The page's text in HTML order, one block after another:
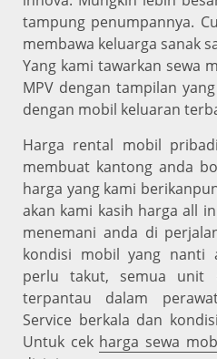
tampung penumpannya.
membawa keluarga sanak
Yang kami tawarkan sewa
MPV dengan tampilan
dengan mobil keluaran
Harga rental mobil
membuat kantong anda
harga yang kami
akan kami kasih harga all
menemani anda di
kondisi mobil yang nanti
perlu takut, semua unit
terpantau dalam
Service berkala dan
Untuk cek harga sewa